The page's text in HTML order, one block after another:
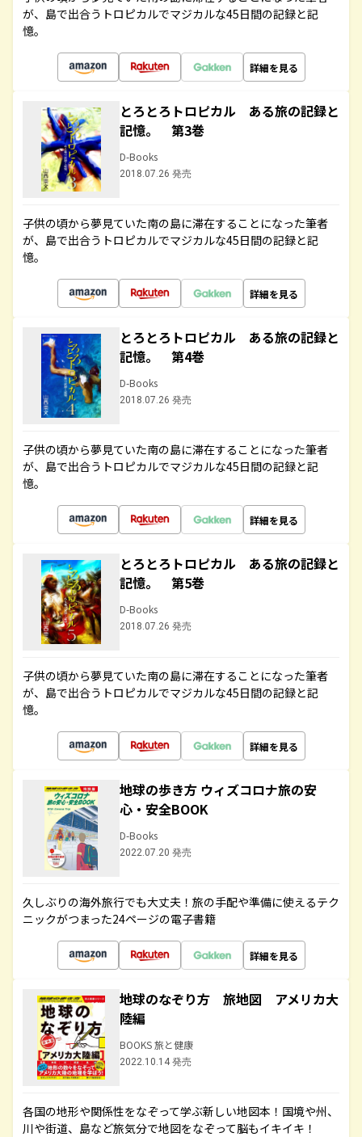
が、島で出合うトロピカルでマジカルな45日間の記録と記
憶。
詳細を見る
とろとろトロピカル ある旅の記録と
記憶。 第3巻
D-Books
2018.07.26 発売
子供の頃から夢見ていた南の島に滞在することになった筆者
が、島で出合うトロピカルでマジカルな45日間の記録と記
憶。
詳細を見る
とろとろトロピカル ある旅の記録と
記憶。 第4巻
D-Books
2018.07.26 発売
子供の頃から夢見ていた南の島に滞在することになった筆者
が、島で出合うトロピカルでマジカルな45日間の記録と記
憶。
詳細を見る
とろとろトロピカル ある旅の記録と
記憶。 第5巻
D-Books
2018.07.26 発売
子供の頃から夢見ていた南の島に滞在することになった筆者
が、島で出合うトロピカルでマジカルな45日間の記録と記
憶。
詳細を見る
地球の歩き方 ウィズコロナ旅の安
心・安全BOOK
D-Books
2022.07.20 発売
久しぶりの海外旅行でも大丈夫！旅の手配や準備に使えるテク
ニックがつまった24ページの電子書籍
詳細を見る
地球のなぞり方 旅地図 アメリカ大
陸編
BOOKS 旅と健康
2022.10.14 発売
各国の地形や関係性をなぞって学ぶ新しい地図本！国境や州、
川や街道、島など旅気分で地図をなぞって脳もイキイキ！